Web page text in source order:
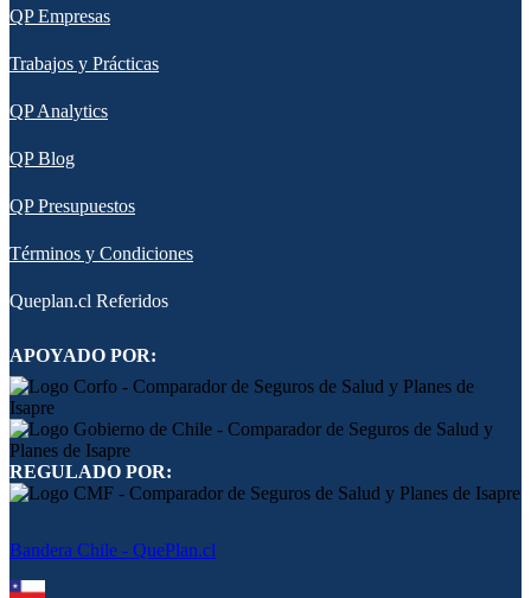
QP Empresas
Trabajos y Prácticas
QP Analytics
QP Blog
QP Presupuestos
Términos y Condiciones
Queplan.cl Referidos
APOYADO POR:
REGULADO POR:
Bandera Chile - QuePlan.cl